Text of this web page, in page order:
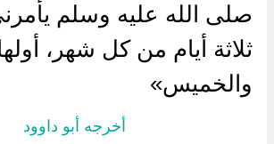
صلى الله عليه وسلم
ثلاثة أيام من كل شهر، أولها
والخميس»
أخرجه أبو داوود